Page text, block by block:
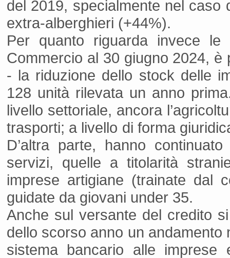
del 2019, specialmente nel caso
extra-alberghieri (+44%).
Per quanto riguarda invece
Commercio al 30 giugno 2024,
- la riduzione dello stock delle
128 unità rilevata un anno
livello settoriale, ancora
trasporti; a livello di forma
D’altra parte, hanno
servizi, quelle a titolarità
imprese artigiane (trainate dal
guidate da giovani under 35.
Anche sul versante del credito
dello scorso anno un
sistema bancario alle